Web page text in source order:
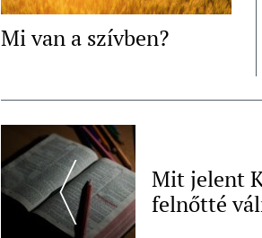
Mi van a szívben?
Post
NavigationMit jelent
felnőtté